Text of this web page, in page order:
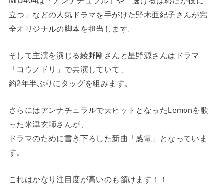
立つ」などの人気ドラマを手がけた野木亜紀子さんが完
全オリジナルの脚本を担当します。
そして主演を演じる綾野剛さんと星野源さんはドラマ
「コウノドリ」で共演していて、
約2年半ぶりにタッグを組みます。
さらにはアンナチュラルで大ヒットとなったLemonを歌
った米津玄師さんが、
ドラマのために書き下ろした新曲「感電」となっていま
す。
これはかなり注目度が高いのも頷けます！！